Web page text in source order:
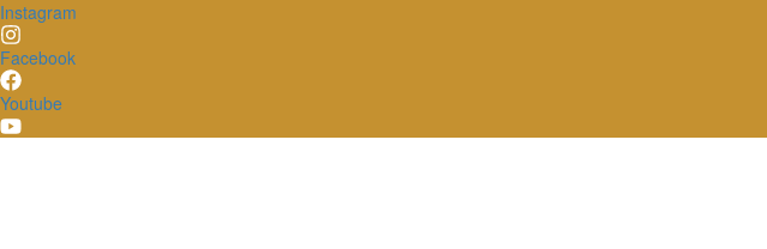
Instagram
Facebook
Youtube